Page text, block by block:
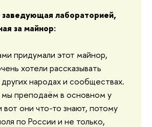
лабораторией,
за майнор:
придумали этот майнор,
хотели рассказывать
народах и сообществах.
преподаём в основном у
вот они что-то знают, потому
по России и не только,